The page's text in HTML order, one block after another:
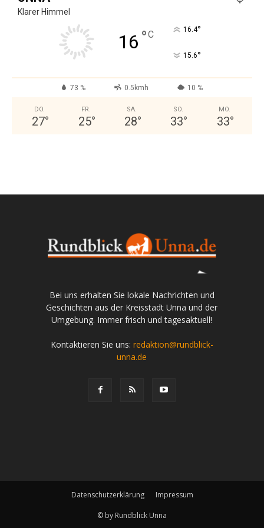
Klarer Himmel
16 °C 16.4°
15.6°
73 % 0.5kmh 10 %
DO.
27°
FR.
25°
SA.
28°
SO.
33°
MO.
33°
Bei uns erhalten Sie lokale Nachrichten und
Geschichten aus der Kreisstadt Unna und der
Umgebung. Immer frisch und tagesaktuell!
Kontaktieren Sie uns: redaktion@rundblick-
unna.de
Datenschutzerklärung Impressum
© by Rundblick Unna